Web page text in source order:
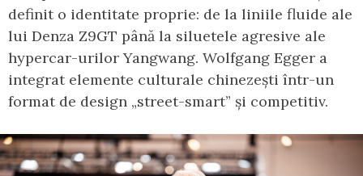
definit o identitate proprie: de la liniile fluide ale
lui Denza Z9GT până la siluetele agresive ale
hypercar-urilor Yangwang. Wolfgang Egger a
integrat elemente culturale chinezești într-un
format de design „street-smart” și competitiv.